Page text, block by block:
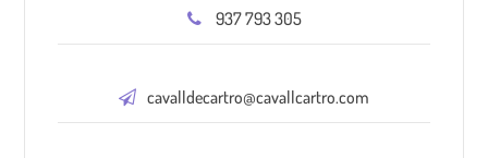
937 793 305
cavalldecartro@cavallcartro.com